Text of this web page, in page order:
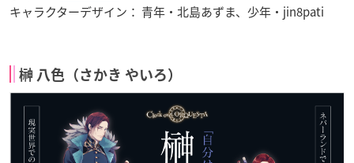
キャラクターデザイン： 青年・北島あずま、少年・jin8pati
榊 八色（さかき やいろ）